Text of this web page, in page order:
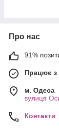
Про нас
91%
Працює з
м. Одеса
вулиця
Контакти